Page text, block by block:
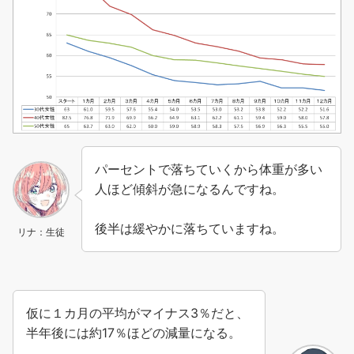
リナ：生徒
パーセントで落ちていくから体重が多い
人ほど傾斜が急になるんですね。
後半は緩やかに落ちていますね。
仮に１カ月の平均がマイナス3％だと、
半年後には約17％ほどの減量になる。